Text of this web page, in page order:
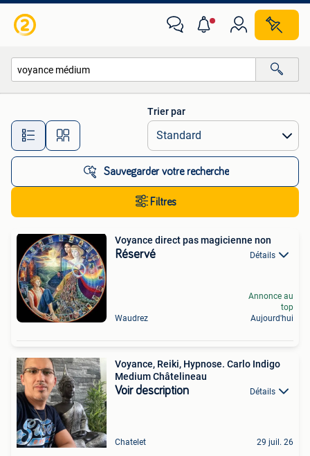
Toutes les distances…
Trier par
Sauvegarder votre recherche
Filtres
Voyance direct pas magicienne non
Réservé Détails
Waudrez
Annonce au
top
Aujourd'hui
Voyance, Reiki, Hypnose. Carlo Indigo
Medium Châtelineau
Voir description Détails
Chatelet 29 juil. 26